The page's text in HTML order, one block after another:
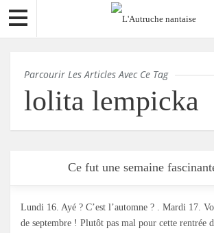
Parcourir Les Articles Avec Ce Tag
lolita lempicka
Ce fut une semaine
Lundi 16. Ayé ? C’est l’automne ? . Mardi 17.
de septembre ! Plutôt pas mal pour cette rentrée